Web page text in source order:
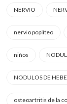
NERVIO
nervio popliteo
niños
NODULOS DE
osteoartritis de la